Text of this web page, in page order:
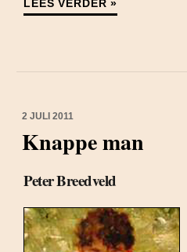
LEES VERDER »
2 JULI 2011
Knappe man
Peter Breedveld